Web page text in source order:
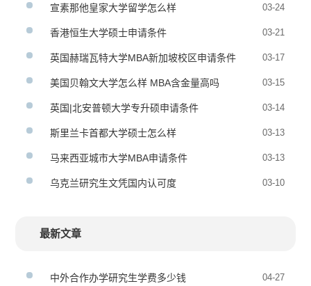
宣素那他皇家大学留学怎么样 03-24
香港恒生大学硕士申请条件 03-21
英国赫瑞瓦特大学MBA新加坡校区申请条件 03-17
美国贝翰文大学怎么样 MBA含金量高吗 03-15
英国|北安普顿大学专升硕申请条件 03-14
斯里兰卡首都大学硕士怎么样 03-13
马来西亚城市大学MBA申请条件 03-13
乌克兰研究生文凭国内认可度 03-10
最新文章
中外合作办学研究生学费多少钱 04-27